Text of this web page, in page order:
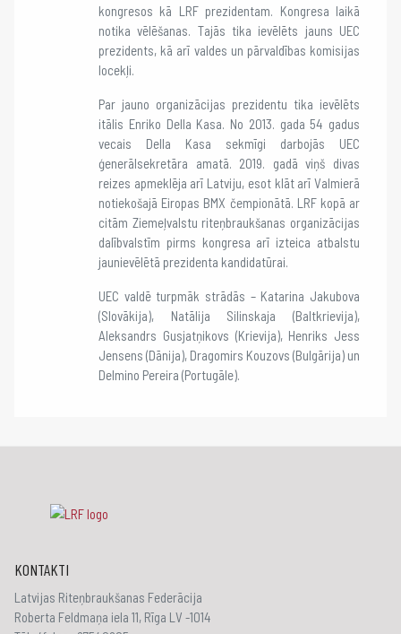
kongresos kā LRF prezidentam. Kongresa laikā
notika vēlēšanas. Tajās tika ievēlēts jauns UEC
prezidents, kā arī valdes un pārvaldības komisijas
locekļi.
Par jauno organizācijas prezidentu tika ievēlēts
itālis Enriko Della Kasa. No 2013. gada 54 gadus
vecais Della Kasa sekmīgi darbojās UEC
ģenerālsekretāra amatā. 2019. gadā viņš divas
reizes apmeklēja arī Latviju, esot klāt arī Valmierā
notiekošajā Eiropas BMX čempionātā. LRF kopā ar
citām Ziemeļvalstu riteņbraukšanas organizācijas
dalībvalstīm pirms kongresa arī izteica atbalstu
jaunievēlētā prezidenta kandidatūrai.
UEC valdē turpmāk strādās – Katarina Jakubova
(Slovākija), Natālija Silinskaja (Baltkrievija),
Aleksandrs Gusjatņikovs (Krievija), Henriks Jess
Jensens (Dānija), Dragomirs Kouzovs (Bulgārija) un
Delmino Pereira (Portugāle).
KONTAKTI
Latvijas Riteņbraukšanas Federācija
Roberta Feldmaņa iela 11, Rīga LV -1014